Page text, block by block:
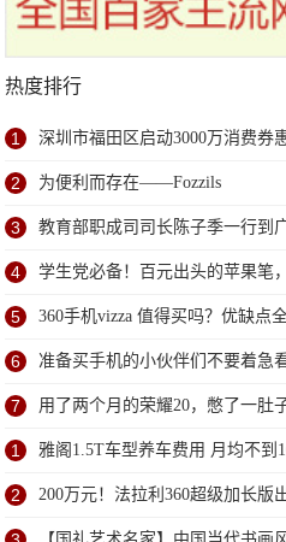
热度排行
1 深圳市福田区启动3000万消费券
2 为便利而存在——Fozzils
3 教育部职成司司长陈子季一行到
研
4 学生党必备！百元出头的苹果笔
5 360手机vizza 值得买吗？优缺点
6 准备买手机的小伙伴们不要着急
机吧
7 用了两个月的荣耀20，憋了一肚
1 雅阁1.5T车型养车费用 月均不到
2 200万元！法拉利360超级加长版